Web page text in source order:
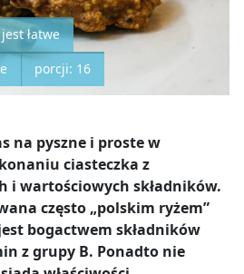
łatwe
porcji: 16
na pyszne i proste w
ciasteczka z
i wartościowych składników.
często „polskim ryżem”
bogactwem składników
z grupy B. Ponadto nie